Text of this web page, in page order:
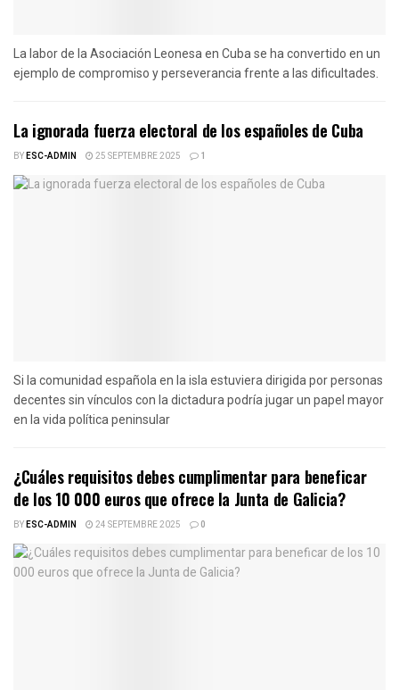
La labor de la Asociación Leonesa en Cuba se ha convertido en un
ejemplo de compromiso y perseverancia frente a las dificultades.
La ignorada fuerza electoral de los españoles de Cuba
BYESC-ADMIN 25 SEPTEMBRE 2025 1
Si la comunidad española en la isla estuviera dirigida por personas
decentes sin vínculos con la dictadura podría jugar un papel mayor
en la vida política peninsular
¿Cuáles requisitos debes cumplimentar para beneficar
de los 10 000 euros que ofrece la Junta de Galicia?
BYESC-ADMIN 24 SEPTEMBRE 2025 0